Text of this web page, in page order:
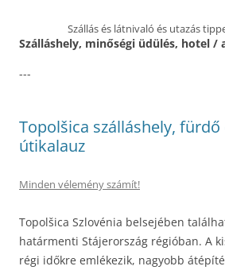
Szállás és látnivaló és utazás
Szálláshely, minőségi üdülés, hotel /
---
Topolšica szálláshely,
útikalauz
Minden vélemény számít!
Topolšica Szlovénia belsejében
határmenti Stájerország régióban. A
régi időkre emlékezik, nagyobb